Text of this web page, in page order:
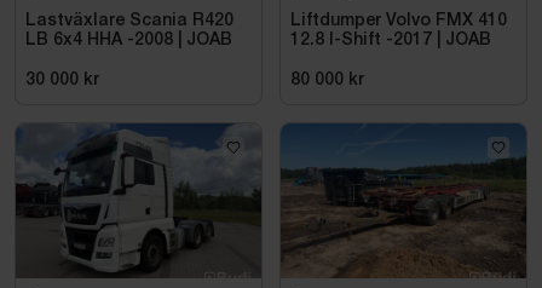
Båge med extraljus
Kylskåp
Backkamera
Anmärkningar
Lastväxlare Scania R420
LB 6x4 HHA -2008 | JOAB
30 000 kr
Liftdumper Volvo FMX 410
12.8 I-Shift -2017 | JOAB
80 000 kr